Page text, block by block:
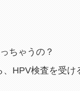
ちゃうの？
HPV検査を受け